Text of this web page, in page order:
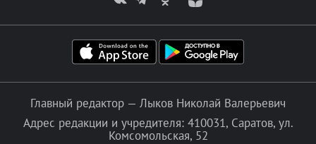
Главный редактор — Лыков Николай Валерьевич
Адрес редакции и учредителя: 410031, Саратов, ул.
Комсомольская, 52